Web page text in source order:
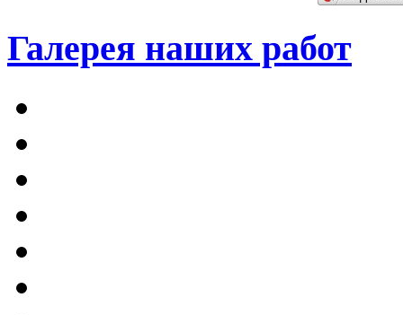
Галерея наших работ